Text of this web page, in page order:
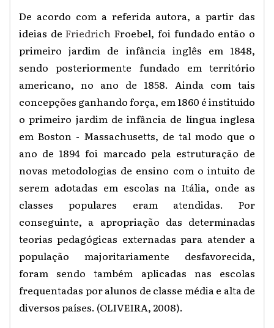
De acordo com a referida autora, a partir das
ideias deFriedrichFroebel, foi fundado então o
primeiro jardim de infância inglês em 1848,
sendo posteriormente fundado em território
americano, no ano de 1858. Ainda com tais
concepções ganhando força, em 1860 é instituído
o primeiro jardim de infância de língua inglesa
em Boston - Massachusetts, de tal modo que o
ano de 1894 foi marcado pela estruturação de
novas metodologias de ensino com o intuito de
serem adotadas em escolas na Itália, onde as
classes populares eram atendidas. Por
conseguinte, a apropriação das determinadas
teorias pedagógicas externadas para atender a
população majoritariamente desfavorecida,
foram sendo também aplicadas nas escolas
frequentadas por alunos de classe média e alta de
diversos países. (OLIVEIRA, 2008).